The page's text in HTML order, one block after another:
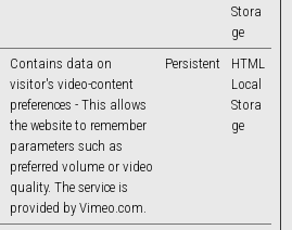
Stora
ge
Contains data on
visitor's video-content
preferences - This allows
the website to remember
parameters such as
preferred volume or video
quality. The service is
provided by Vimeo.com.
Persistent
HTML
Local
Stora
ge